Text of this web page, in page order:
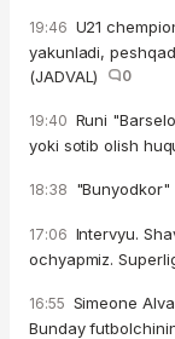
19:46 U21
yakunladi,
(JADVAL)
0
19:40 Runi
yoki sotib olish
18:38 "Bunyodkor"
17:06 Intervyu.
ochyapmiz.
16:55 Simeone
Bunday